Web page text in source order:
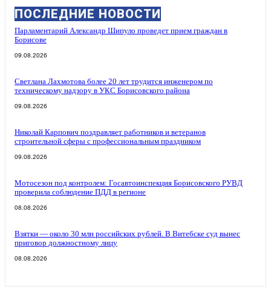
ПОСЛЕДНИЕ НОВОСТИ
Парламентарий Александр Шипуло проведет прием граждан в
Борисове
09.08.2026
Светлана Лахмотова более 20 лет трудится инженером по
техническому надзору в УКС Борисовского района
09.08.2026
Николай Карпович поздравляет работников и ветеранов
строительной сферы с профессиональным праздником
09.08.2026
Мотосезон под контролем: Госавтоинспекция Борисовского РУВД
проверила соблюдение ПДД в регионе
08.08.2026
Взятки — около 30 млн российских рублей. В Витебске суд вынес
приговор должностному лицу
08.08.2026